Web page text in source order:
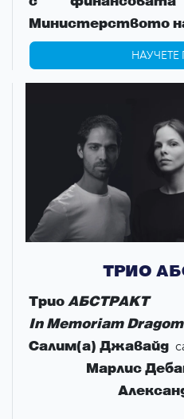
Министерството
НАУЧЕТЕ
ТРИО
Трио АБСТРАКТ
In Memoriam
Салим(a) Джавайд
Марлис